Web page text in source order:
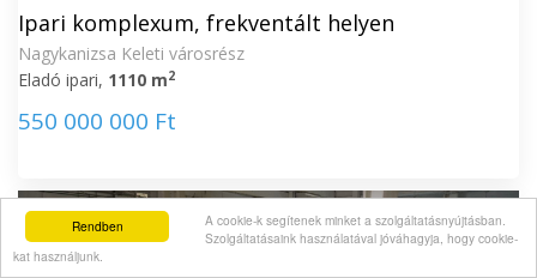
Rendben
A cookie-k segítenek minket a szolgáltatásnyújtásban.
Szolgáltatásaink használatával jóváhagyja, hogy cookie-
kat használjunk.
Ipari komplexum, frekventált helyen
Nagykanizsa Keleti városrész
Eladó ipari, 1110 m2
550 000 000 Ft